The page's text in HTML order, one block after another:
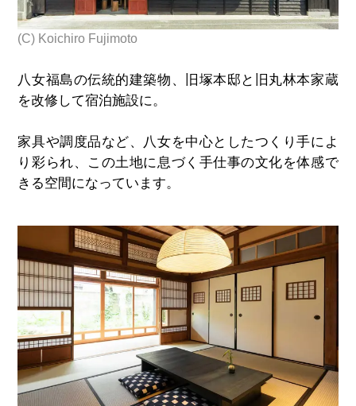
(C) Koichiro Fujimoto
八女福島の伝統的建築物、旧塚本邸と旧丸林本家蔵
を改修して宿泊施設に。
家具や調度品など、八女を中心としたつくり手によ
り彩られ、この土地に息づく手仕事の文化を体感で
きる空間になっています。